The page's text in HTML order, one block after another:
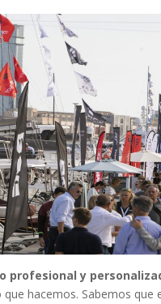
profesional y
hacemos. Sabemos